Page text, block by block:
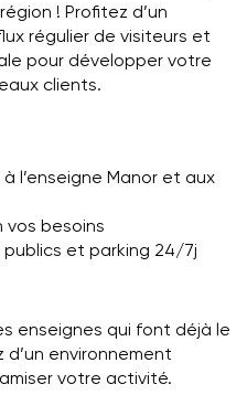
! Profitez d’un
régulier de visiteurs et
pour développer votre
clients.
l’enseigne Manor et aux
vos besoins
et parking 24/7j
enseignes qui font déjà le
environnement
votre activité.